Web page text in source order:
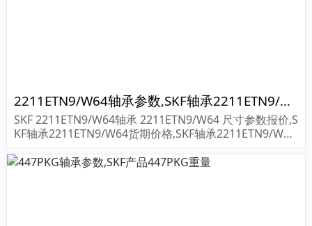
2211ETN9/W64轴承参数,SKF轴承2211ETN9/W64重量
SKF 2211ETN9/W64轴承 2211ETN9/W64 尺寸参数报价,S
KF轴承2211ETN9/W64货期价格,SKF轴承2211ETN9/W6